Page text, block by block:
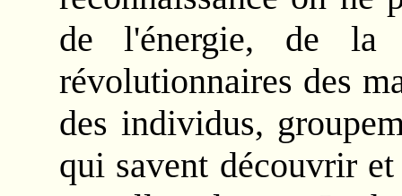
de l'énergie, de la
révolutionnaires des
des individus,
qui savent découvrir